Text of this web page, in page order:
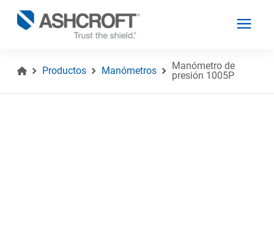
Productos Manómetros
Manómetro de
presión 1005P